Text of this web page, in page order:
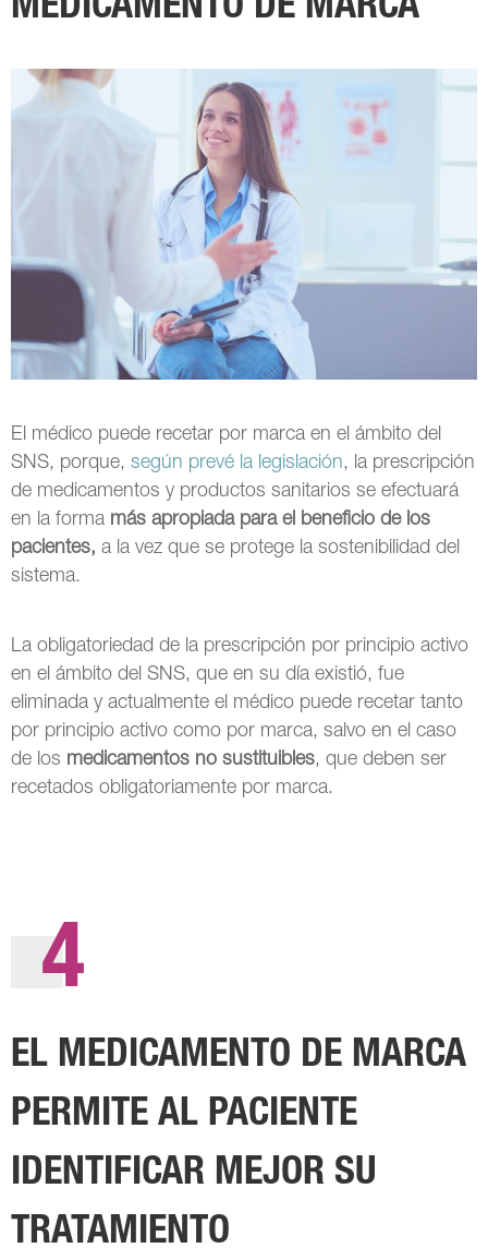
MEDICAMENTO DE MARCA
El médico puede recetar por marca en el ámbito del
SNS, porque,según prevé la legislación, la prescripción
de medicamentos y productos sanitarios se efectuará
en la forma más apropiada para el beneficio de los
pacientes, a la vez que se protege la sostenibilidad del
sistema.
La obligatoriedad de la prescripción por principio activo
en el ámbito del SNS, que en su día existió, fue
eliminada y actualmente el médico puede recetar tanto
por principio activo como por marca, salvo en el caso
de los medicamentos no sustituibles, que deben ser
recetados obligatoriamente por marca.
4
EL MEDICAMENTO DE MARCA
PERMITE AL PACIENTE
IDENTIFICAR MEJOR SU
TRATAMIENTO